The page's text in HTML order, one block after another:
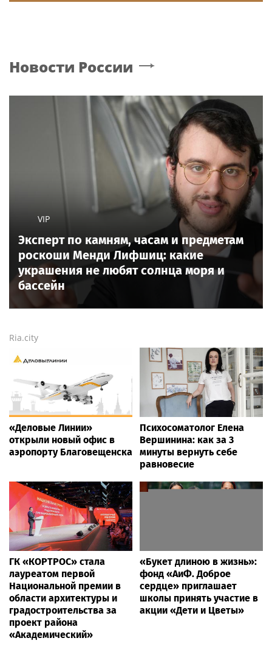
Новости России
VIP
Эксперт по камням, часам и предметам
роскоши Менди Лифшиц: какие
украшения не любят солнца моря и
бассейн
Ria.city
«Деловые Линии»
открыли новый офис в
аэропорту Благовещенска
Психосоматолог Елена
Вершинина: как за 3
минуты вернуть себе
равновесие
ГК «КОРТРОС» стала
лауреатом первой
Национальной премии в
области архитектуры и
градостроительства за
проект района
«Академический»
«Букет длиною в жизнь»:
фонд «АиФ. Доброе
сердце» приглашает
школы принять участие в
акции «Дети и Цветы»